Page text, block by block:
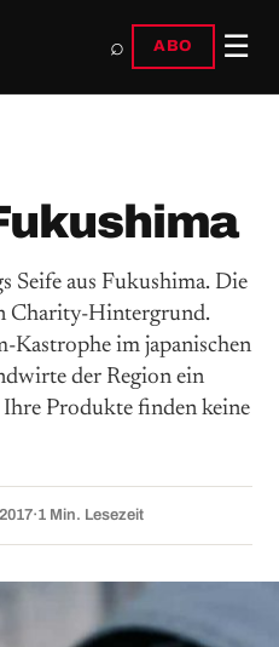
⌕ ABO ☰
Seife aus Fukushima. Die
Charity-Hintergrund.
Kastrophe im japanischen
der Region ein
Produkte finden keine
·1 Min. Lesezeit